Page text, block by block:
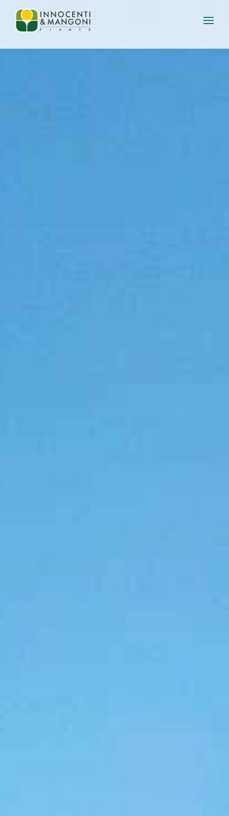
Skip to main content